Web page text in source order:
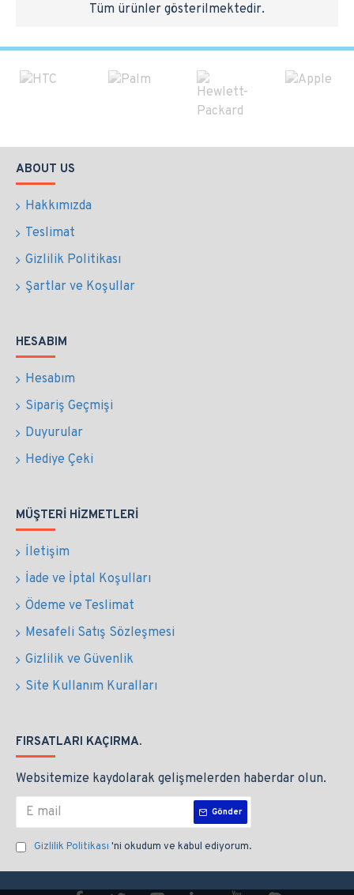
Tüm ürünler gösterilmektedir.
ABOUT US
Hakkımızda
Teslimat
Gizlilik Politikası
Şartlar ve Koşullar
HESABIM
Hesabım
Sipariş Geçmişi
Duyurular
Hediye Çeki
MÜŞTERI HIZMETLERI
İletişim
İade ve İptal Koşulları
Ödeme ve Teslimat
Mesafeli Satış Sözleşmesi
Gizlilik ve Güvenlik
Site Kullanım Kuralları
FIRSATLARI KAÇIRMA.
Websitemize kaydolarak gelişmelerden haberdar olun.
Gönder
Gizlilik Politikası 'ni okudum ve kabul ediyorum.